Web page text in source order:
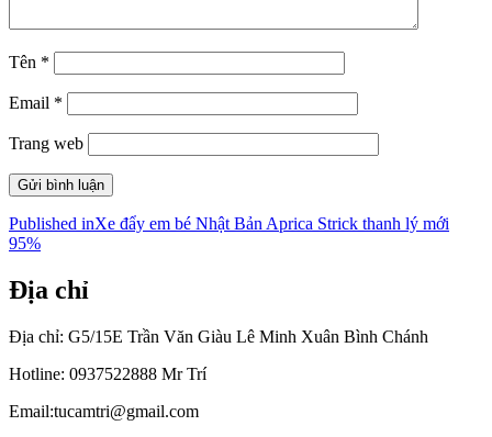
Tên *
Email *
Trang web
Điều
hướng
bài
Published inXe đẩy em bé Nhật Bản Aprica Strick thanh lý mới
95%
Địa chỉ
Địa chỉ: G5/15E Trần Văn Giàu Lê Minh Xuân Bình Chánh
Hotline: 0937522888 Mr Trí
Email:tucamtri@gmail.com